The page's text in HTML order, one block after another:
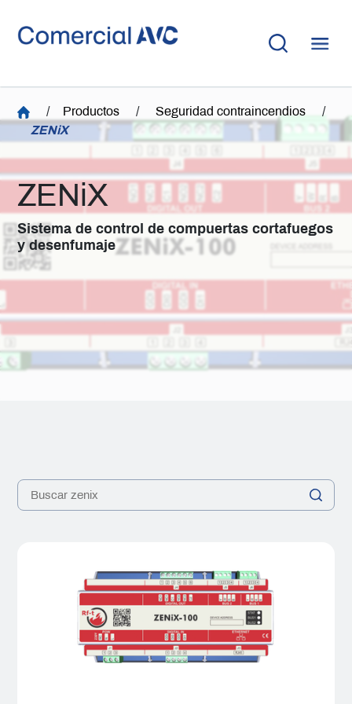
/ Productos / Seguridad contraincendios
/
ZENiX
ZENiX
Sistema de control de compuertas cortafuegos
y desenfumaje